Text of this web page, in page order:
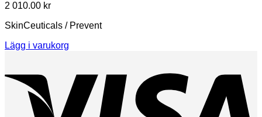
2 010.00 kr
SkinCeuticals / Prevent
Lägg i varukorg